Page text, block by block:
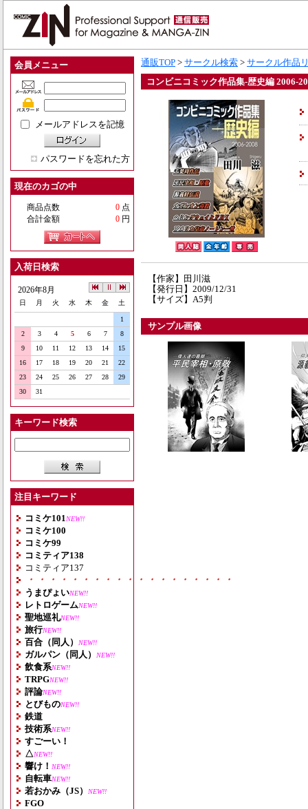
会員メニュー
メールアドレスを記憶
パスワードを忘れた方
現在のカゴの中
商品点数 0 点
合計金額
0 円
入荷日検索
2026年8月
日 月 火 水 木 金 土
1
2
3 4 5 6 7
8
9
10 11 12 13 14
15
16
17 18 19 20 21
22
23
24 25 26 27 28
29
30
31
キーワード検索
注目キーワード
コミケ101 NEW!!
コミケ100
コミケ99
コミティア138
コミティア137
・・・・・・・・・・・・・・・・・・・
うまぴょいNEW!!
レトロゲームNEW!!
聖地巡礼NEW!!
旅行NEW!!
百合（同人） NEW!!
ガルパン（同人） NEW!!
飲食系NEW!!
TRPGNEW!!
評論NEW!!
とびものNEW!!
鉄道
技術系NEW!!
すごーい！
△NEW!!
響け！ NEW!!
自転車NEW!!
若おかみ（JS） NEW!!
FGO
通販TOP > サークル検索 > サークル作品
コンビニコミック作品集-歴史編 2006-
【作家】田川滋
【発行日】2009/12/31
【サイズ】A5判
サンプル画像